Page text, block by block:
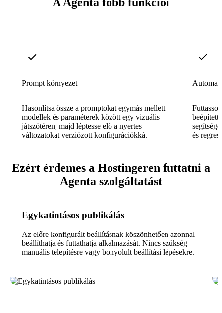
A Agenta főbb funkciói
Prompt környezet
Hasonlítsa össze a promptokat egymás mellett
modellek és paraméterek között egy vizuális
játszótéren, majd léptesse elő a nyertes
változatokat verziózott konfigurációkká.
beépített
és
Ezért érdemes a Hostingeren futtatni a
Agenta szolgáltatást
Egykatintásos publikálás
Az előre konfigurált beállításnak köszönhetően azonnal
beállíthatja és futtathatja alkalmazását. Nincs szükség
manuális telepítésre vagy bonyolult beállítási lépésekre.